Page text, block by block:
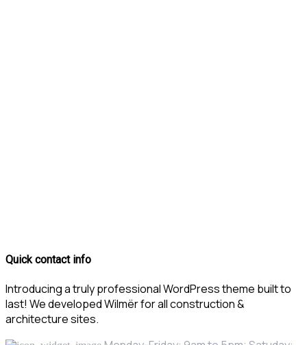
Quick contact info
Introducing a truly professional WordPress theme built to
last! We developed Wilmër for all construction &
architecture sites.